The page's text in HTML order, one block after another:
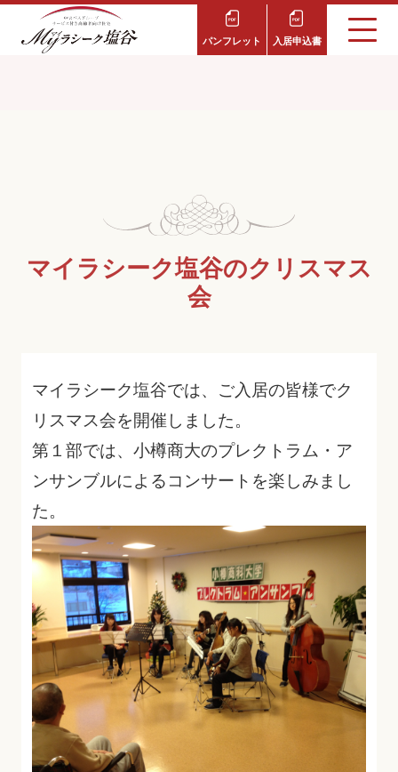
パンフレット 入居申込書
マイラシーク塩谷のクリスマス
会
マイラシーク塩谷では、ご入居の皆様でク
リスマス会を開催しました。
第１部では、小樽商大のプレクトラム・ア
ンサンブルによるコンサートを楽しみまし
た。